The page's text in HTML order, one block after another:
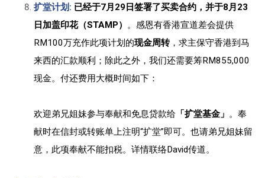
扩堂计划: 已经于7月29日签署了买卖合约，并于8月23
日加盖印花（STAMP） 。感恩有香港宣道差会提供
RM100万充作此项计划的现金周转，求主保守香港到马
来西的汇款顺利；除此之外，我们还需要筹RM855,000
现金。付还费用大概时间如下：
欢迎弟兄姐妹参与奉献和免息贷款给「扩堂基金」 。奉
献时在信封或转账单上注明“扩堂”即可。也请弟兄姐妹留
意，此项奉献不能扣税。详情联络David传道。